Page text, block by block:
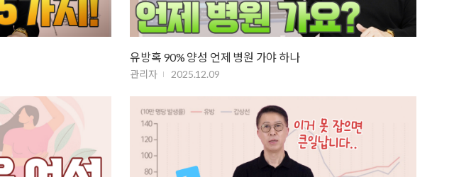
유방혹 90% 양성 언제 병원 가야 하나
관리자 2025.12.09